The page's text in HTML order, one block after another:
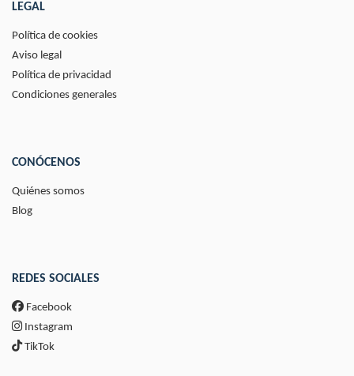
LEGAL
Política de cookies
Aviso legal
Política de privacidad
Condiciones generales
CONÓCENOS
Quiénes somos
Blog
REDES SOCIALES
Facebook
Instagram
TikTok